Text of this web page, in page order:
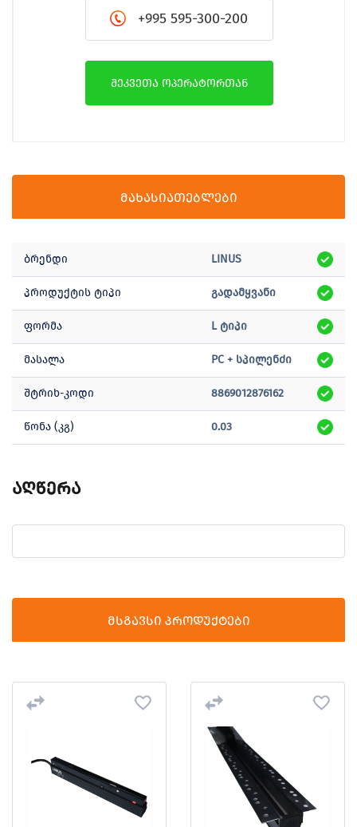
+995 595-300-200
შეკვეთა ოპერატორთან
მახასიათებლები
ბრენდი LINUS
პროდუქტის ტიპი გადამყვანი
ფორმა L ტიპი
მასალა PC + სპილენძი
შტრიხ-კოდი 8869012876162
წონა (კგ) 0.03
აღწერა
მსგავსი პროდუქტები